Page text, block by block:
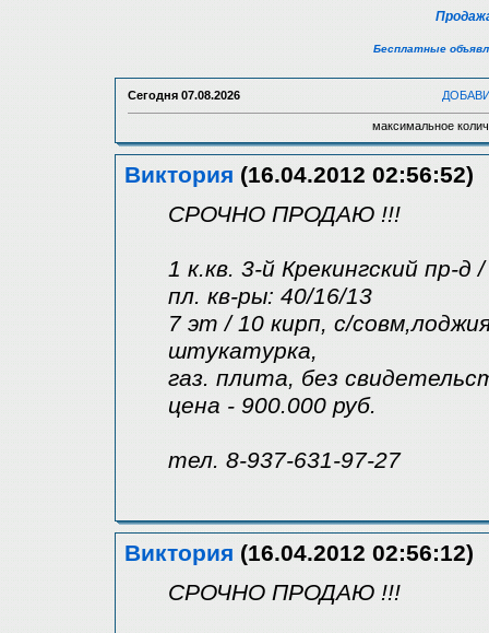
Бесплатные
Сегодня 07.08.2026
максимальное
Виктория (16.04.2012 02:56:52)
СРОЧНО ПРОДАЮ !!!
1 к.кв. 3-й Крекингский пр-д
пл. кв-ры: 40/16/13
7 эт / 10 кирп, с/
штукатурка,
газ. плита, без
цена - 900.000 руб.
тел. 8-937-631-97-27
Виктория (16.04.2012 02:56:12)
СРОЧНО ПРОДАЮ !!!